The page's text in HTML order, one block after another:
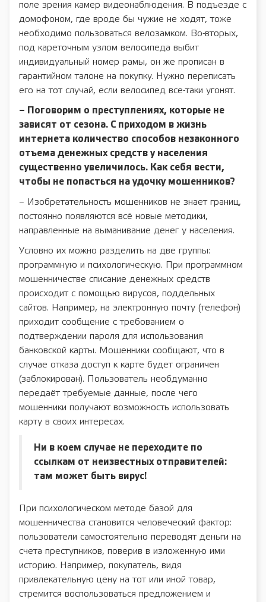
поле зрения камер видеонаблюдения. В подъезде с
домофоном, где вроде бы чужие не ходят, тоже
необходимо пользоваться велозамком. Во-вторых,
под кареточным узлом велосипеда выбит
индивидуальный номер рамы, он же прописан в
гарантийном талоне на покупку. Нужно переписать
его на тот случай, если велосипед все-таки угонят.
– Поговорим о преступлениях, которые не
зависят от сезона. С приходом в жизнь
интернета количество способов незаконного
отъема денежных средств у населения
существенно увеличилось. Как себя вести,
чтобы не попасться на удочку мошенников?
– Изобретательность мошенников не знает границ,
постоянно появляются всё новые методики,
направленные на выманивание денег у населения.
Условно их можно разделить на две группы:
программную и психологическую. При программном
мошенничестве списание денежных средств
происходит с помощью вирусов, поддельных
сайтов. Например, на электронную почту (телефон)
приходит сообщение с требованием о
подтверждении пароля для использования
банковской карты. Мошенники сообщают, что в
случае отказа доступ к карте будет ограничен
(заблокирован). Пользователь необдуманно
передаёт требуемые данные, после чего
мошенники получают возможность использовать
карту в своих интересах.
Ни в коем случае не переходите по
ссылкам от неизвестных отправителей:
там может быть вирус!
При психологическом методе базой для
мошенничества становится человеческий фактор:
пользователи самостоятельно переводят деньги на
счета преступников, поверив в изложенную ими
историю. Например, покупатель, видя
привлекательную цену на тот или иной товар,
стремится воспользоваться предложением и